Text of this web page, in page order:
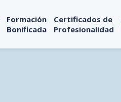
Formación
Bonificada
Certificados de
Profesionalidad